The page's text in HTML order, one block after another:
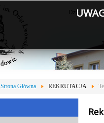
Dzisiaj jest:
Strona Główna REKRUTACJA